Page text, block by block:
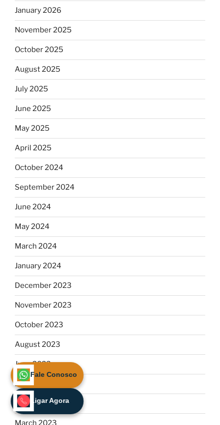
Fale Conosco
Ligar Agora
January 2026
November 2025
October 2025
August 2025
July 2025
June 2025
May 2025
April 2025
October 2024
September 2024
June 2024
May 2024
March 2024
January 2024
December 2023
November 2023
October 2023
August 2023
June 2023
May 2023
April 2023
March 2023